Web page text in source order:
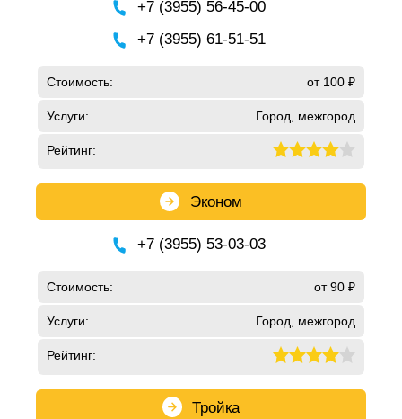
+7 (3955) 56-45-00
+7 (3955) 61-51-51
Стоимость: от 100 ₽
Услуги: Город, межгород
Рейтинг:
Эконом
+7 (3955) 53-03-03
Стоимость: от 90 ₽
Услуги: Город, межгород
Рейтинг:
Тройка